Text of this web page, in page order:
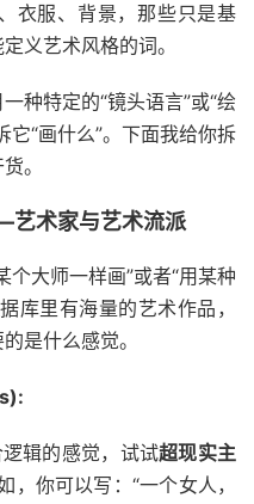
衣服、背景，那些只是基
义艺术风格的词。
种特定的“镜头语言”或“绘
它“画什么”。下面我给你拆
。
艺术家与艺术流派
大师一样画”或者“用某种
库里有海量的艺术作品，
是什么感觉。
辑的感觉，试试超现实主
，你可以写：“一个女人，